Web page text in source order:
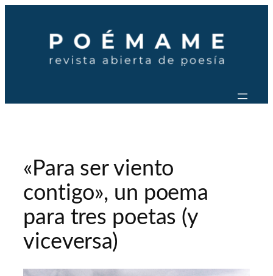
contenido
«Para ser viento
contigo», un poema
para tres poetas (y
viceversa)